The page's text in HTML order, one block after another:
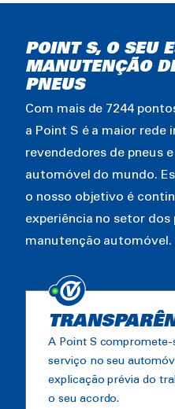
POINT S, O SEU
MANUTENÇÃO
PNEUS
Com mais de 7244
a Point S é a maior rede
revendedores de pneus
automóvel do mundo.
o nosso objetivo é
experiência no setor dos
manutenção automóvel.
A Point S
serviço no seu
explicação prévia do
o seu acordo.